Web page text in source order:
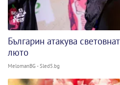
Българин атакува
люто
MelomanBG - Sled5.bg